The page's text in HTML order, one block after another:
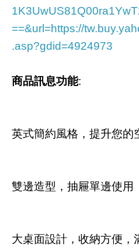
==&url=https://
.asp?gdid=4924973
商品訊息功能:
英式簡約風格，提升您的
雙邊造型，抽屜單邊使用
大桌面設計，收納方便，